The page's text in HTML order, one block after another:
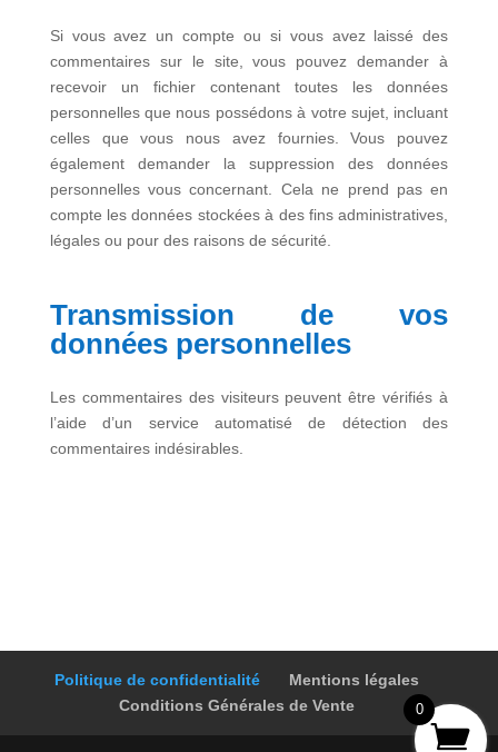
Si vous avez un compte ou si vous avez laissé des
commentaires sur le site, vous pouvez demander à
recevoir un fichier contenant toutes les données
personnelles que nous possédons à votre sujet, incluant
celles que vous nous avez fournies. Vous pouvez
également demander la suppression des données
personnelles vous concernant. Cela ne prend pas en
compte les données stockées à des fins administratives,
légales ou pour des raisons de sécurité.
Transmission de vos
données personnelles
Les commentaires des visiteurs peuvent être vérifiés à
l’aide d’un service automatisé de détection des
commentaires indésirables.
Politique de confidentialité
Mentions légales
Conditions Générales de Vente
0